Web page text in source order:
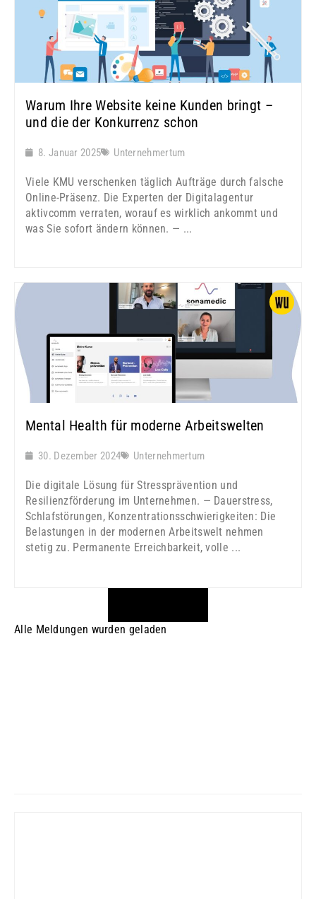
Warum Ihre Website keine Kunden bringt –
und die der Konkurrenz schon
8. Januar 2025 Unternehmertum
Viele KMU verschenken täglich Aufträge durch falsche
Online-Präsenz. Die Experten der Digitalagentur
aktivcomm verraten, worauf es wirklich ankommt und
was Sie sofort ändern können. — ...
Mental Health für moderne Arbeitswelten
30. Dezember 2024 Unternehmertum
Die digitale Lösung für Stressprävention und
Resilienzförderung im Unternehmen. — Dauerstress,
Schlafstörungen, Konzentrationsschwierigkeiten: Die
Belastungen in der modernen Arbeitswelt nehmen
stetig zu. Permanente Erreichbarkeit, volle ...
Alle Meldungen wurden geladen